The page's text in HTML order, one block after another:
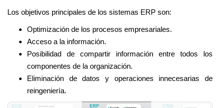
Los objetivos principales de los sistemas ERP son:
Optimización de los procesos empresariales.
Acceso a la información.
Posibilidad de compartir información entre todos los
componentes de la organización.
Eliminación de datos y operaciones innecesarias de
reingeniería.